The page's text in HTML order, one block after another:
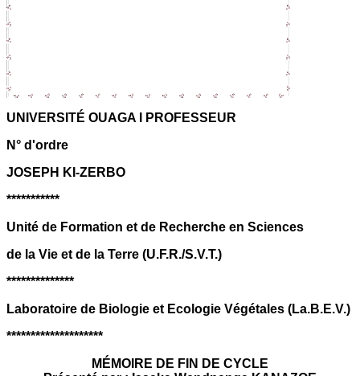
UNIVERSITÉ OUAGA I PROFESSEUR
N° d'ordre
JOSEPH KI-ZERBO
***********
Unité de Formation et de Recherche en Sciences
de la Vie et de la Terre (U.F.R./S.V.T.)
**************
Laboratoire de Biologie et Ecologie Végétales (La.B.E.V.)
********************
MÉMOIRE DE FIN DE CYCLE